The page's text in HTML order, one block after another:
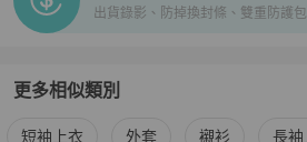
出貨錄影、防掉換封條、雙重防護
更多相似類別
更多Balenciaga 男裝 相似商品推薦
短袖上衣 外套 襯衫 長袖